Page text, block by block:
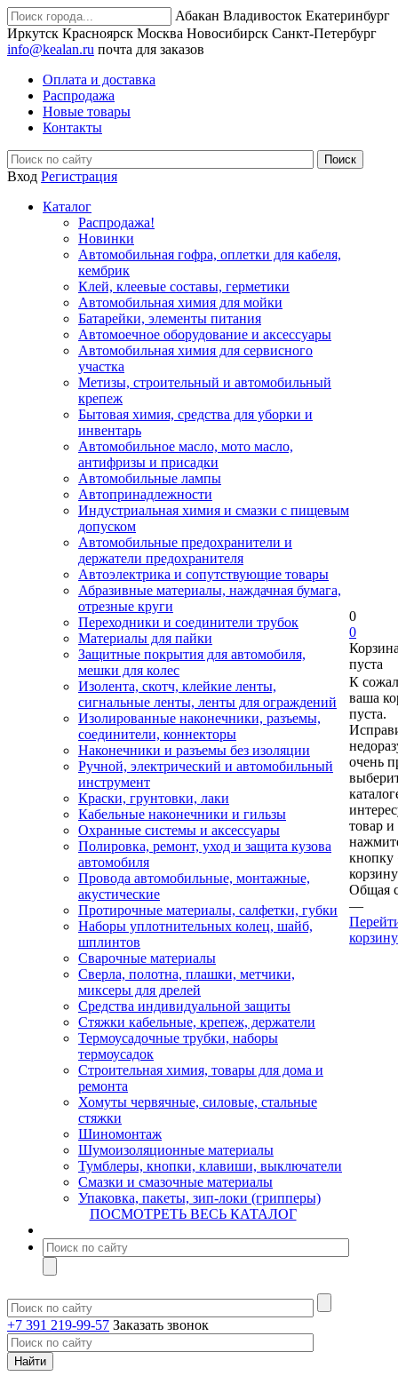
Абакан Владивосток Екатеринбург
Иркутск Красноярск Москва Новосибирск Санкт-Петербург
info@kealan.ru почта для заказов
Оплата и доставка
Распродажа
Новые товары
Контакты
Вход Регистрация
Каталог
Распродажа!
Новинки
Автомобильная гофра, оплетки для кабеля,
кембрик
Клей, клеевые составы, герметики
Автомобильная химия для мойки
Батарейки, элементы питания
Автомоечное оборудование и аксессуары
Автомобильная химия для сервисного
участка
Метизы, строительный и автомобильный
крепеж
Бытовая химия, средства для уборки и
инвентарь
Автомобильное масло, мото масло,
антифризы и присадки
Автомобильные лампы
Автопринадлежности
Индустриальная химия и смазки с пищевым
допуском
Автомобильные предохранители и
держатели предохранителя
Автоэлектрика и сопутствующие товары
Абразивные материалы, наждачная бумага,
отрезные круги
Переходники и соединители трубок
Материалы для пайки
Защитные покрытия для автомобиля,
мешки для колес
Изолента, скотч, клейкие ленты,
сигнальные ленты, ленты для ограждений
Изолированные наконечники, разъемы,
соединители, коннекторы
Наконечники и разъемы без изоляции
Ручной, электрический и автомобильный
инструмент
Краски, грунтовки, лаки
Кабельные наконечники и гильзы
Охранные системы и аксессуары
Полировка, ремонт, уход и защита кузова
автомобиля
Провода автомобильные, монтажные,
акустические
Протирочные материалы, салфетки, губки
Наборы уплотнительных колец, шайб,
шплинтов
Сварочные материалы
Сверла, полотна, плашки, метчики,
миксеры для дрелей
Средства индивидуальной защиты
Стяжки кабельные, крепеж, держатели
Термоусадочные трубки, наборы
термоусадок
Строительная химия, товары для дома и
ремонта
Хомуты червячные, силовые, стальные
стяжки
Шиномонтаж
Шумоизоляционные материалы
Тумблеры, кнопки, клавиши, выключатели
Смазки и смазочные материалы
Упаковка, пакеты, зип-локи (грипперы)
ПОСМОТРЕТЬ ВЕСЬ КАТАЛОГ
+7 391 219-99-57 Заказать звонок
0
0
пуста
К
ваша
пуста.
очень
товар и
кнопку
Общая
—
корзину